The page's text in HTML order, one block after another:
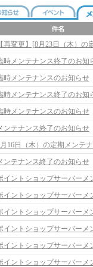
【再変更】[8月23日（木）
時メンテナンス終了のお知
時メンテナンスのお知らせ
時メンテナンス終了のお知
時メンテナンスのお知らせ
ンテナンス終了のお知らせ
16日（木）の定期メンテ
ンテナンス終了のお知らせ
イントショップサーバーメ
イントショップサーバーメ
イントショップサーバーメ
イントショップサーバーメ
イントショップサーバーメ
イントショップサーバーメ